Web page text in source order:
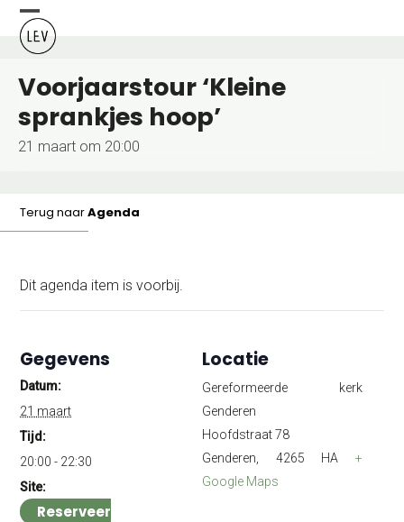
Skip
content
Open
mobile
menu
Close
mobile
menu
Voorjaarstour ‘Kleine
sprankjes hoop’
21 maart om 20:00
Terug naarAgenda
Dit agenda item is voorbij.
Gegevens
Datum:
21 maart
Tijd:
20:00 - 22:30
Site:
Reserveer
Locatie
Gereformeerde kerk
Genderen
Hoofdstraat 78
Genderen
4265 HA
+
Google Maps